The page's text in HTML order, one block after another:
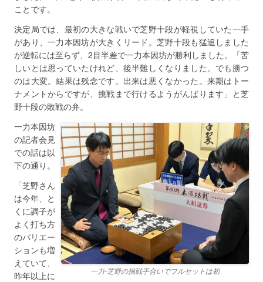
ことです。
決定局では、最初の大きな戦いで芝野十段が軽視していた一手
があり、一力本因坊が大きくリード。芝野十段も猛追しました
が逆転には至らず、2目半差で一力本因坊が勝利しました。「苦
しいとは思っていたけれど、後半難しくなりました。でも勝つ
のは大変。結果は残念です。出来は悪くなかった。来期はトー
ナメントからですが、挑戦まで行けるようがんばります」と芝
野十段の敗戦の弁。
一力-芝野の挑戦手合いでフルセットは初
一力本因坊
の記者会見
での話は以
下の通り。
「芝野さん
は今年、と
くに調子が
よく打ち方
のバリエー
ションも増
えていて、
昨年以上に